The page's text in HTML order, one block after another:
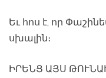
Եւ հոս է, որ
սխալին։
ԻՐԵՆՑ ԱՅՍ